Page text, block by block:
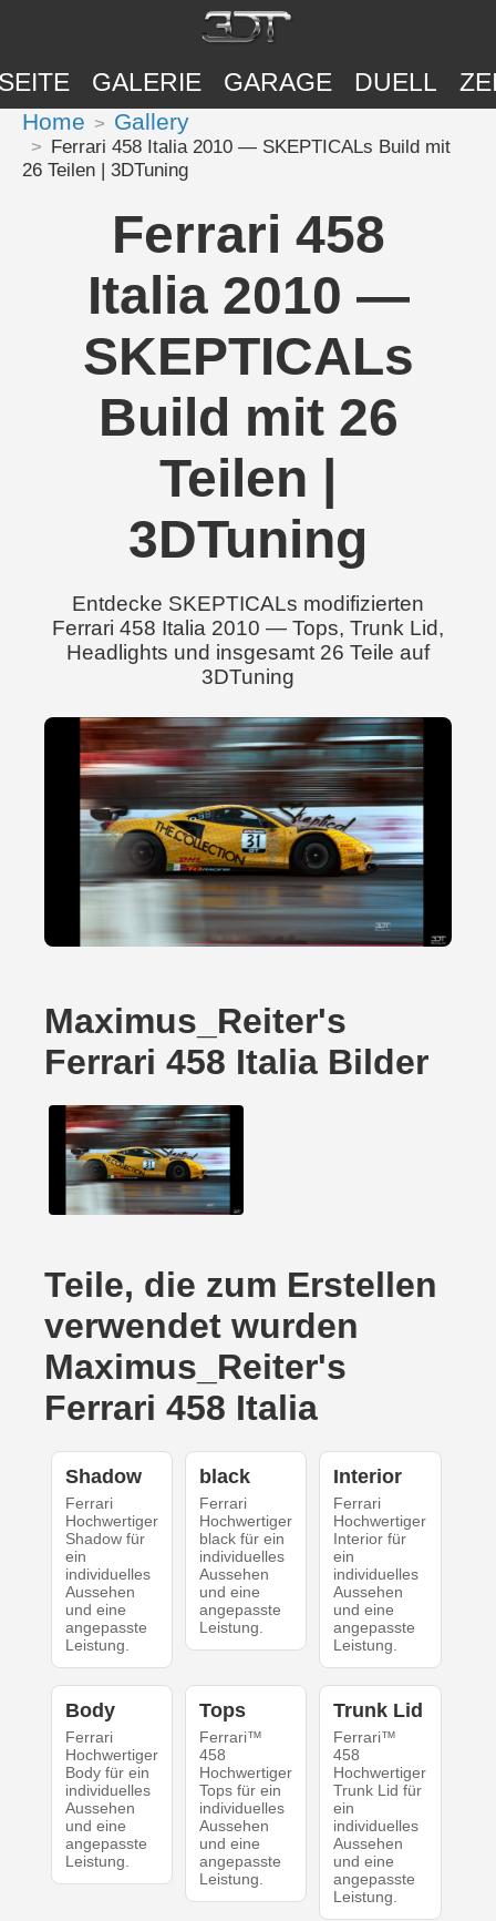
GALERIE GARAGE DUELL
Home Gallery
Ferrari 458 Italia 2010 — SKEPTICALs Build mit
26 Teilen | 3DTuning
Ferrari 458
Italia 2010 —
SKEPTICALs
Build mit 26
Teilen |
3DTuning
Entdecke SKEPTICALs modifizierten
Ferrari 458 Italia 2010 — Tops, Trunk Lid,
Headlights und insgesamt 26 Teile auf
3DTuning
Maximus_Reiter's
Ferrari 458 Italia Bilder
Teile, die zum Erstellen
verwendet wurden
Maximus_Reiter's
Ferrari 458 Italia
Shadow
Ferrari
Hochwertiger
Shadow für
ein
individuelles
Aussehen
und eine
angepasste
Leistung.
black
Ferrari
Hochwertiger
black für ein
individuelles
Aussehen
und eine
angepasste
Leistung.
Interior
Ferrari
Hochwertiger
Interior für
ein
individuelles
Aussehen
und eine
angepasste
Leistung.
Body
Ferrari
Hochwertiger
Body für ein
individuelles
Aussehen
und eine
angepasste
Leistung.
Tops
Ferrari™
458
Hochwertiger
Tops für ein
individuelles
Aussehen
und eine
angepasste
Leistung.
Trunk Lid
Ferrari™
458
Hochwertiger
Trunk Lid für
ein
individuelles
Aussehen
und eine
angepasste
Leistung.